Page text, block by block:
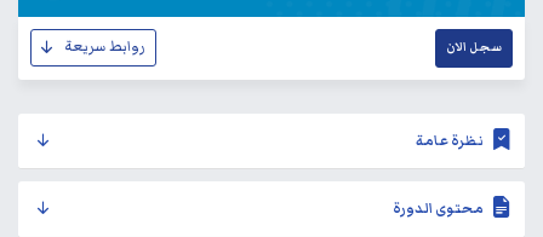
روابط سريعة سجل الان
نظرة عامة
محتوى الدورة